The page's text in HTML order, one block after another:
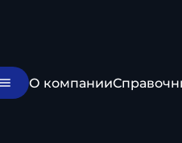
О компании